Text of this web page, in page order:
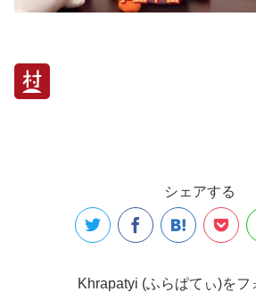
シェアする
Khrapatyi (ふらぱてぃ)をフ